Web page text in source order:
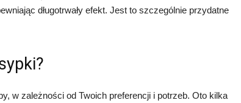
długotrwały efekt. Jest to szczególnie przydatne
w zależności od Twoich preferencji i potrzeb. Oto kilka